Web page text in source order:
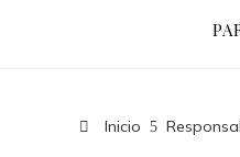
Inicio